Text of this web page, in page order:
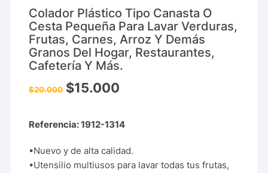
Colador Plástico Tipo Canasta O
Cesta Pequeña Para Lavar Verduras,
Frutas, Carnes, Arroz Y Demás
Granos Del Hogar, Restaurantes,
Cafetería Y Más.
$20.000 $15.000
Referencia: 1912-1314
•Nuevo y de alta calidad.
•Utensilio multiusos para lavar todas tus frutas,